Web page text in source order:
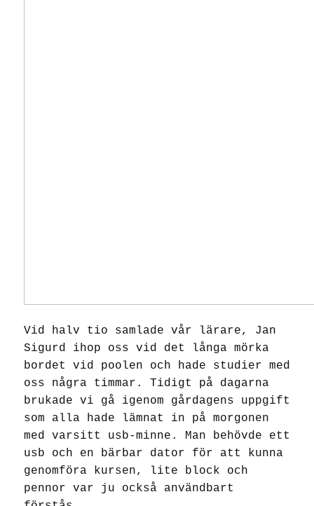
Vid halv tio samlade vår lärare, Jan
Sigurd ihop oss vid det långa mörka
bordet vid poolen och hade studier med
oss några timmar. Tidigt på dagarna
brukade vi gå igenom gårdagens uppgift
som alla hade lämnat in på morgonen
med varsitt usb-minne. Man behövde ett
usb och en bärbar dator för att kunna
genomföra kursen, lite block och
pennor var ju också användbart